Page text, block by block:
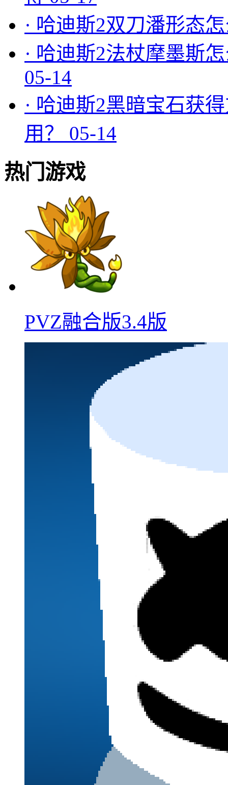
· 哈迪斯2双刀潘形态
· 哈迪斯2法杖摩墨斯
05-14
· 哈迪斯2黑暗宝石获
用？ 05-14
热门游戏
PVZ融合版3.4版